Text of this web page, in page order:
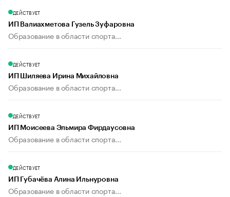
ДЕЙСТВУЕТ
ИП Валиахметова Гузель Зуфаровна
Образование в области спорта...
ДЕЙСТВУЕТ
ИП Шиляева Ирина Михайловна
Образование в области спорта...
ДЕЙСТВУЕТ
ИП Моисеева Эльмира Фирдаусовна
Образование в области спорта...
ДЕЙСТВУЕТ
ИП Губачёва Алина Ильнуровна
Образование в области спорта...